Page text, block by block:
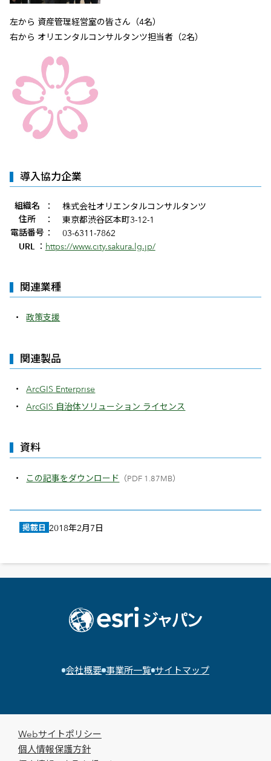
左から 資産管理経営室の皆さん（4名）
右から オリエンタルコンサルタンツ担当者（2名）
導入協力企業
企業情報
組織名 ： 株式会社オリエンタルコンサルタンツ
住所 ： 東京都渋谷区本町3-12-1
電話番号 ： 03-6311-7862
URL： https://www.city.sakura.lg.jp/
掲載日 2018年2月7日
関連業種
政策支援
関連製品
ArcGIS Enterprise
ArcGIS 自治体ソリューション ライセンス
資料
この記事をダウンロード （PDF 1.87MB）
会社概要 事業所一覧 サイトマップ
Webサイトポリシー
個人情報保護方針